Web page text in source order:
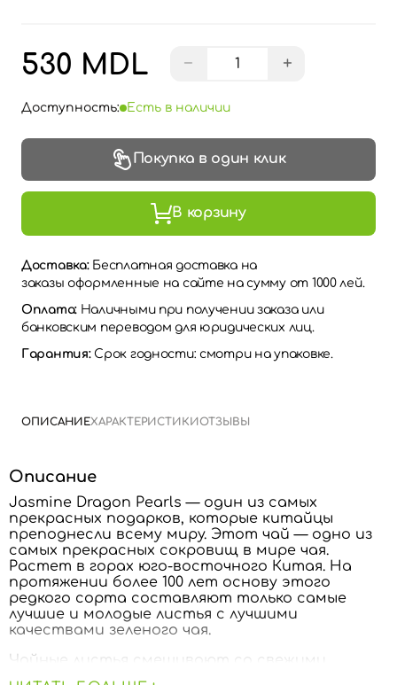
530 MDL − +
Доступность: Есть в наличии
Покупка в один клик
В корзину
Доставка: Бесплатная доставка на
заказы оформленные на сайте на сумму от 1000 лей.
Оплата: Наличными при получении заказа или
банковским переводом для юридических лиц.
Гарантия:Срок годности: смотри на упаковке.
ОПИСАНИЕХАРАКТЕРИСТИКИОТЗЫВЫ
Описание
Jasmine Dragon Pearls — один из самых
прекрасных подарков, которые китайцы
преподнесли всему миру. Этот чай — одно из
самых прекрасных сокровищ в мире чая.
Растет в горах юго-восточного Китая. На
протяжении более 100 лет основу этого
редкого сорта составляют только самые
лучшие и молодые листья с лучшими
качествами зеленого чая.
Чайные листья смешивают со свежими